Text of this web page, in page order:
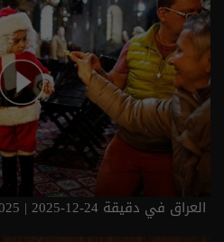
العراق في دقيقة 24-12-2025 | 2025